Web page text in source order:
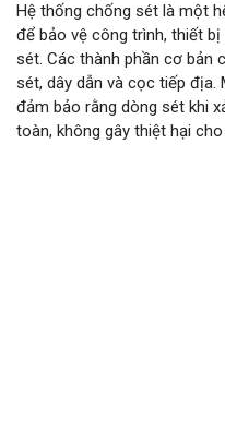
Hệ thống chống sét là một
để bảo vệ công trình, thiết
sét. Các thành phần cơ bản
sét, dây dẫn và cọc tiếp
đảm bảo rằng dòng sét khi
toàn, không gây thiệt hại